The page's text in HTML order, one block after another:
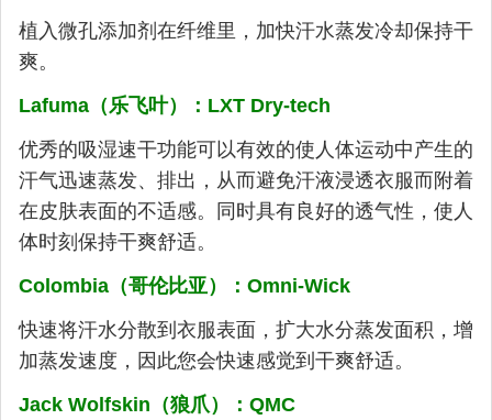
植入微孔添加剂在纤维里，加快汗水蒸发冷却保持干
爽。
Lafuma（乐飞叶）：LXT Dry-tech
优秀的吸湿速干功能可以有效的使人体运动中产生的
汗气迅速蒸发、排出，从而避免汗液浸透衣服而附着
在皮肤表面的不适感。同时具有良好的透气性，使人
体时刻保持干爽舒适。
Colombia（哥伦比亚）：Omni-Wick
快速将汗水分散到衣服表面，扩大水分蒸发面积，增
加蒸发速度，因此您会快速感觉到干爽舒适。
Jack Wolfskin（狼爪）：QMC